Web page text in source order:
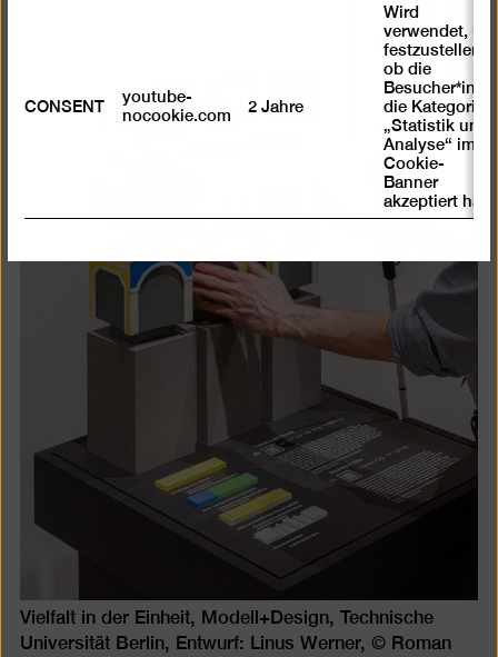
Vielfalt in der Einheit, Modell+Design, Technische
Universität Berlin, Entwurf: Linus Werner, © Roman
CONSENT
youtube-
nocookie.com
2 Jahre
Wird
verwendet, um
festzustellen ,
ob die
Besucher*in
die Kategorie
„Statistik und
Analyse“ im
Cookie-
Banner
akzeptiert hat